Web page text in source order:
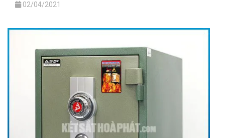
02/04/2021